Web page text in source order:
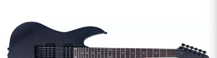
Synthés & Sampleurs